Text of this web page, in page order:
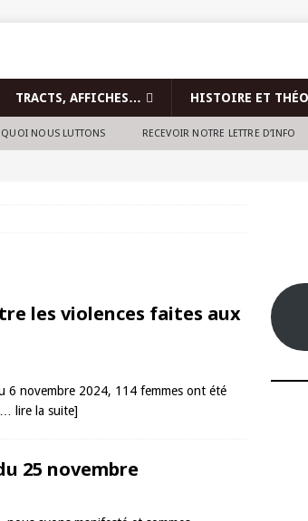
TRACTS, AFFICHES… HISTOIRE ET
QUOI NOUS LUTTONS RECEVOIR NOTRE LETTRE D’INFO
les violences faites aux
6 novembre 2024, 114 femmes ont été
lire la suite]
25 novembre